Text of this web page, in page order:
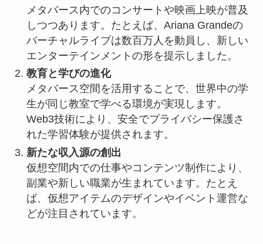
メタバース内でのコンサートや映画上映が普及
しつつあります。たとえば、Ariana Grandeの
バーチャルライブは数百万人を動員し、新しい
エンターテインメントの形を提示しました。
教育と学びの進化
メタバース空間を活用することで、世界中の学
生が同じ教室で学べる環境が実現します。
Web3技術により、安全でプライバシー保護さ
れた学習体験が提供されます。
新たな収入源の創出
仮想空間内での仕事やコンテンツ制作により、
副業や新しい職業が生まれています。たとえ
ば、仮想アイテムのデザインやイベント運営な
どが注目されています。